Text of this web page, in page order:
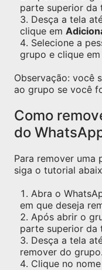
parte superior da
Desça a tela
clique em
Selecione a
grupo e clique em
Observação: você
ao grupo se você
Como
do
Para remover uma
siga o tutorial
Abra o
em que deseja
Após abrir o
parte superior da
Desça a tela
remover do grupo.
Clique no